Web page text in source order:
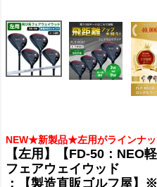
NEW★新製品★左用がラインナ
【左用】【FD-50：NEO
フェアウェイウッド
：【製造直販ゴルフ屋】※